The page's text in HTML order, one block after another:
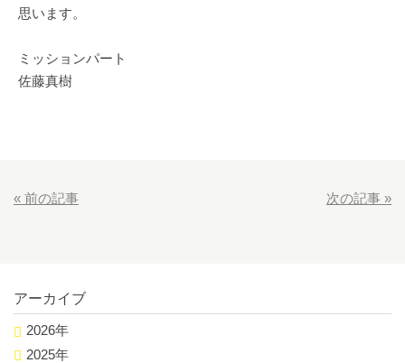
思います。
ミッションパート
佐藤真樹
« 前の記事 次の記事 »
アーカイブ
2026年
2025年